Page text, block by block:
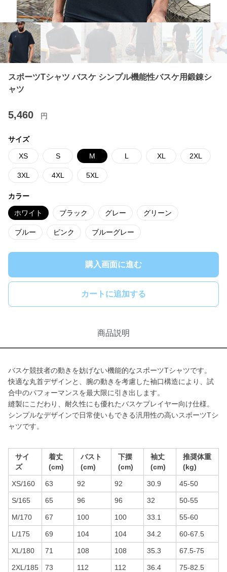
スポーツTシャツ バスケ シンプル機能性バスケ用鍛錬シ
ャツ
5,460 円
サイズ
XS S M L XL 2XL
3XL 4XL 5XL
カラー
ホワイト ブラック グレー グリーン
ブルー ピンク ブルーグレー
購入画面に進む
カートに追加する
商品説明
バスケ競技者の動きを妨げない機能的なスポーツTシャツです。
快適な丸首デザインと、腕の動きを考慮した袖口構造により、試
合中のパフォーマンスを最大限に引き出します。
縫製にこだわり、耐久性にも優れたバスケプレイヤー向け仕様。
シンプルなデザインで日常使いもできる汎用性の高いスポーツTシ
ャツです。
サイ
ズ
着丈
(cm)
バスト
(cm)
下摆
(cm)
袖丈
(cm)
推奨体重
(kg)
XS/160 63 92 92 30.9 45-50
S/165 65 96 96 32 50-55
M/170 67 100 100 33.1 55-60
L/175 69 104 104 34.2 60-67.5
XL/180 71 108 108 35.3 67.5-75
2XL/185 73 112 112 36.4 75-82.5